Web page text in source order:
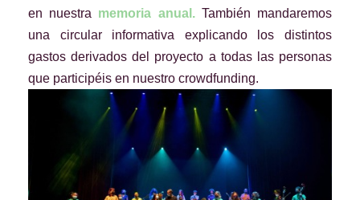
en nuestra memoria anual .También mandaremos
una circular informativa explicando los distintos
gastos derivados del proyecto a todas las personas
que participéis en nuestro crowdfunding.